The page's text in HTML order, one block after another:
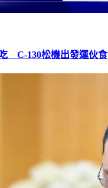
C-130松機出發運伙食